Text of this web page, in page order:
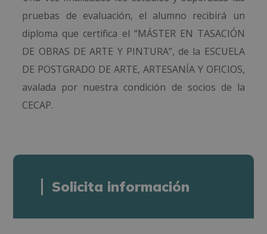
pruebas de evaluación, el alumno recibirá un
diploma que certifica el “MÁSTER EN TASACIÓN
DE OBRAS DE ARTE Y PINTURA”, de la ESCUELA
DE POSTGRADO DE ARTE, ARTESANÍA Y OFICIOS,
avalada por nuestra condición de socios de la
CECAP.
Solicita información